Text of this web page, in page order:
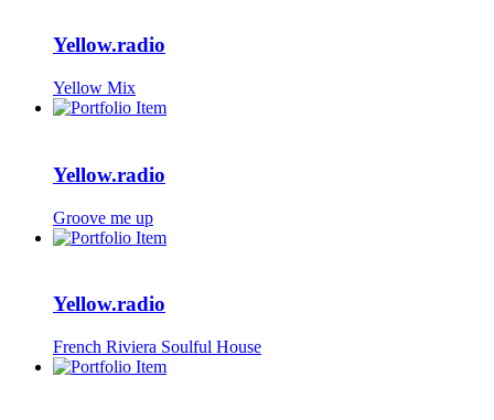
Yellow.radio
Yellow Mix
Yellow.radio
Groove me up
Yellow.radio
French Riviera Soulful House